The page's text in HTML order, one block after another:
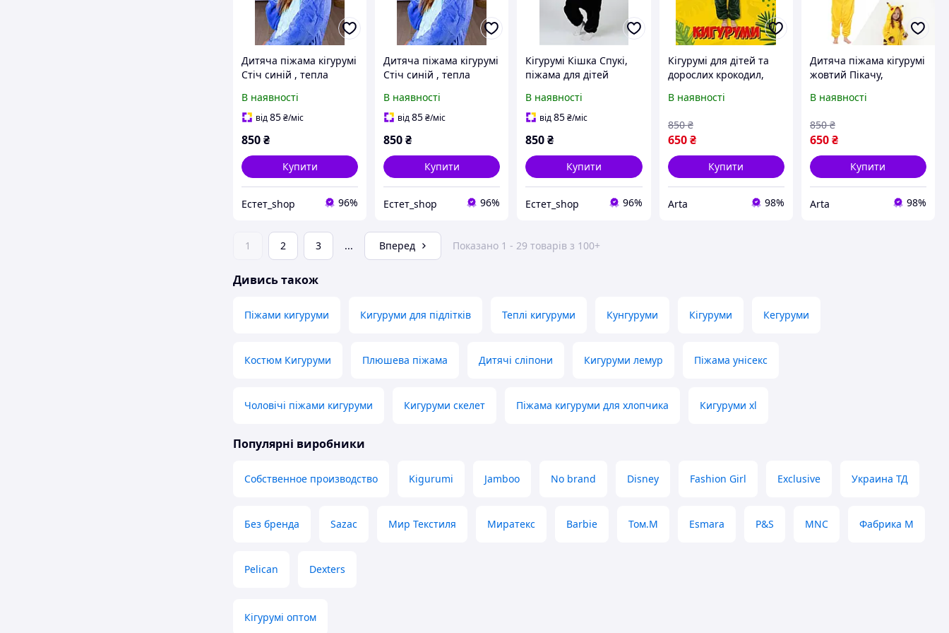
Дитяча піжама кігурумі
Стіч синій , тепла
В наявності
від85₴/міс
850₴
Купити
Естет_shop 96%
Дитяча піжама кігурумі
Стіч синій , тепла
В наявності
від85₴/міс
850₴
Купити
Естет_shop 96%
Кігурумі Кішка Спукі,
піжама для дітей
дитяча піжама
В наявності
від85₴/міс
850₴
Купити
Естет_shop 96%
Кігурумі для дітей та
дорослих крокодил,
зелений дракон для
кегурумі Діно
В наявності
650 ₴
850 ₴
Купити
Arta 98%
Дитяча піжама кігурумі
жовтий Пікачу,
кегурумі для дитини на
В наявності
650₴
850 ₴
Купити
Arta 98%
1 2 3 ... Вперед Показано 1 - 29 товарів з 100+
Дивись також
Піжами кигуруми Кигуруми для підлітків Теплі кигуруми Кунгуруми Кігуруми Кегуруми
Костюм Кигуруми Плюшева піжама Дитячі сліпони Кигуруми лемур Піжама унісекс
Чоловічі піжами кигуруми Кигуруми скелет Піжама кигуруми для хлопчика Кигуруми xl
Популярні виробники
Собственное производство Kigurumi Jamboo No brand Disney Fashion Girl Exclusive Украина ТД
Без бренда Sazac Мир Текстиля Миратекс Barbie Том.М Esmara P&S MNC Фабрика М
Pelican Dexters
Кігурумі оптом